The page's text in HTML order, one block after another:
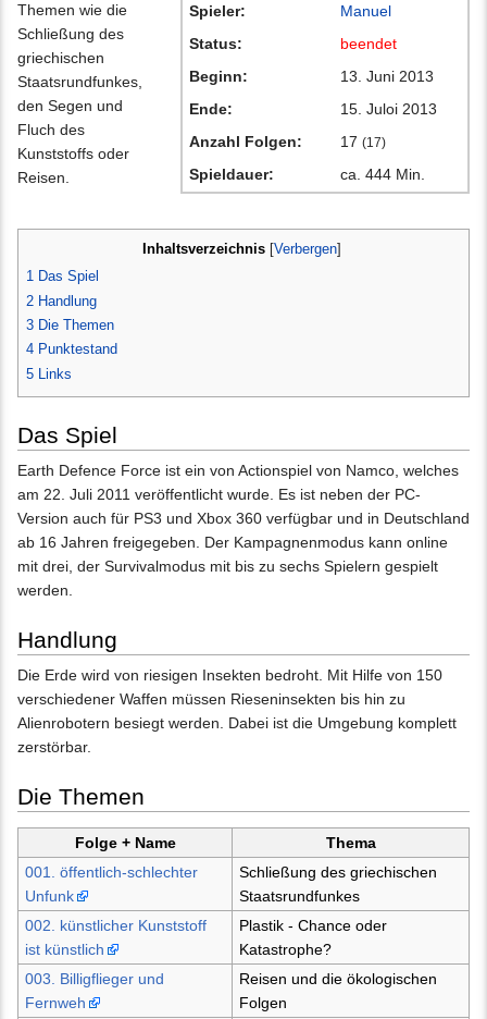
Spieler:
Manuel
Status:
beendet
Beginn:
13. Juni 2013
Ende:
15. Juloi 2013
Anzahl Folgen:
17 (17)
Spieldauer: ca. 444 Min.
Themen wie die
Schließung des
griechischen
Staatsrundfunkes,
den Segen und
Fluch des
Kunststoffs oder
Reisen.
Inhaltsverzeichnis[ Verbergen]
1 Das Spiel
2 Handlung
3 Die Themen
4 Punktestand
5
Links
Das Spiel
Earth Defence Force ist ein von Actionspiel von Namco, welches
am 22. Juli 2011 veröffentlicht wurde. Es ist neben der PC-
Version auch für PS3 und Xbox 360 verfügbar und in Deutschland
ab 16 Jahren freigegeben. Der Kampagnenmodus kann online
mit drei, der Survivalmodus mit bis zu sechs Spielern gespielt
werden.
Handlung
Die Erde wird von riesigen Insekten bedroht. Mit Hilfe von 150
verschiedener Waffen müssen Rieseninsekten bis hin zu
Alienrobotern besiegt werden. Dabei ist die Umgebung komplett
zerstörbar.
Die Themen
Folge + Name
Thema
001. öffentlich-schlechter
Unfunk
Schließung des griechischen
Staatsrundfunkes
002. künstlicher Kunststoff
ist künstlich
Plastik - Chance oder
Katastrophe?
003. Billigflieger und
Fernweh
Reisen und die ökologischen
Folgen